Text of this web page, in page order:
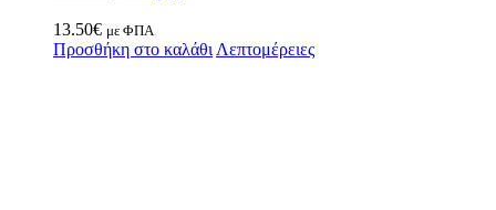
13.50€ με ΦΠΑ
Προσθήκη στο καλάθι Λεπτομέρειες